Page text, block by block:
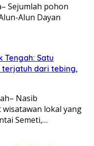
Sejumlah pohon
Alun Dayan
Tengah: Satu
terjatuh dari tebing,
Nasib
lokal yang
Semeti,…